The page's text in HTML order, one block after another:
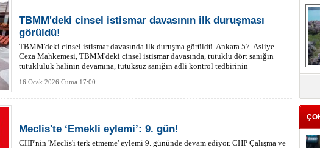
TBMM'deki cinsel istismar davasının ilk duruşması
görüldü!
TBMM'deki cinsel istismar davasında ilk duruşma görüldü. Ankara 57. Asliye
Ceza Mahkemesi, TBMM'deki cinsel istismar davasında, tutuklu dört sanığın
tutukluluk halinin devamına, tutuksuz sanığın adli kontrol tedbirinin
16 Ocak 2026 Cuma 17:00
Meclis'te ‘Emekli eylemi’: 9. gün!
CHP'nin 'Meclis'i terk etmeme' eylemi 9. gününde devam ediyor. CHP Çalışma ve